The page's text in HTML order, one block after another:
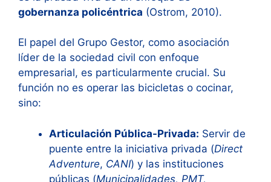
gobernanza policéntrica (Ostrom, 2010).
El papel del Grupo Gestor, como asociación
líder de la sociedad civil con enfoque
empresarial, es particularmente crucial. Su
función no es operar las bicicletas o cocinar,
sino:
Articulación Pública-Privada: Servir de
puente entre la iniciativa privada (Direct
Adventure, CANI) y las instituciones
públicas (Municipalidades, PMT,